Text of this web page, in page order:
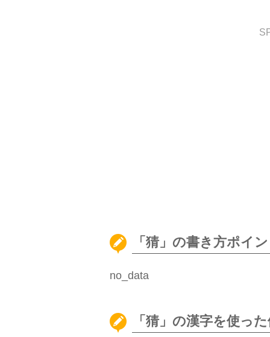
「猜」の書き方ポイ
no_data
「猜」の漢字を使っ